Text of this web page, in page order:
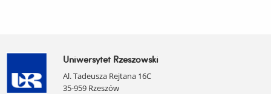
Uniwersytet Rzeszowski
Al. Tadeusza Rejtana 16C
35-959 Rzeszów